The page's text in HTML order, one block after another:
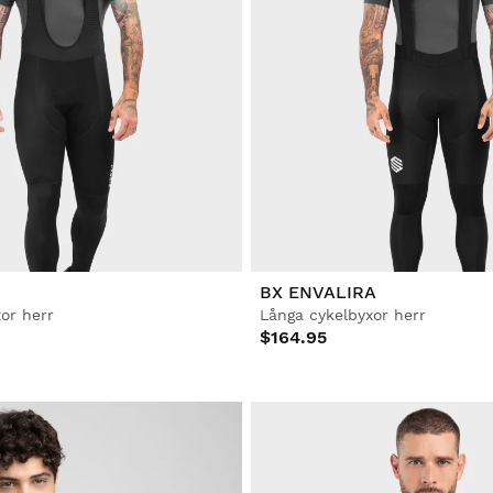
herr
BX ENVALIRA
Långa cykelbyxor herr
$164.95